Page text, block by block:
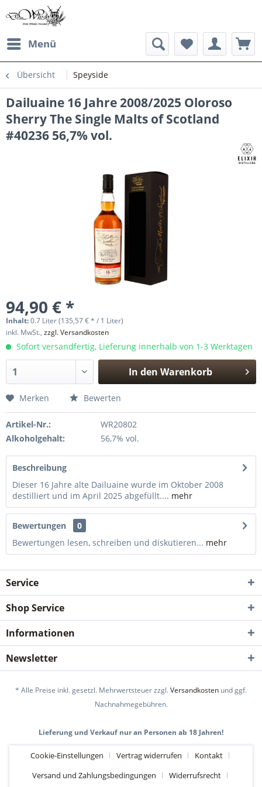
Menü
Übersicht Speyside
Dailuaine 16 Jahre 2008/2025 Oloroso
Sherry The Single Malts of Scotland
#40236 56,7% vol.
94,90 € *
Inhalt:0.7 Liter (135,57 € * / 1 Liter)
inkl. MwSt., zzgl. Versandkosten
Sofort versandfertig, Lieferung innerhalb von 1-3 Werktagen
In den Warenkorb
Merken Bewerten
Artikel-Nr.:
WR20802
Alkoholgehalt:
56,7% vol.
Beschreibung
Dieser 16 Jahre alte Dailuaine wurde im Oktober 2008
destilliert und im April 2025 abgefüllt.... mehr
Bewertungen
0
Bewertungen lesen, schreiben und diskutieren... mehr
Service
Shop Service
Informationen
Newsletter
* Alle Preise inkl. gesetzl. Mehrwertsteuer zzgl.Versandkosten und ggf.
Nachnahmegebühren.
Lieferung und Verkauf nur an Personen ab 18 Jahren!
Cookie-Einstellungen Vertrag widerrufen
Kontakt
Versand und Zahlungsbedingungen
Widerrufsrecht